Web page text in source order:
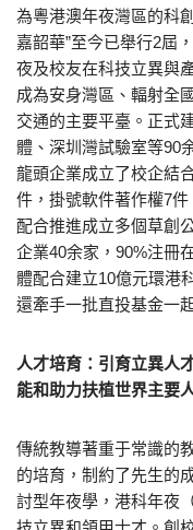
為粵港澳年夜灣區的科
嘉韶華”至今已舉行2屆
夜及校友在科技立異與
成為安身灣區、輻射全
交通的主要平臺。正式
體、深圳灣試驗室等90
龍頭企業成立了校企結
件，掛號軟件著作權7
配合推進成立多個草創
企業40余家，90%注冊
體配合建立10億元環港
還牽手一批直投基金一
人才培育：引育立異人
能和助力扶植世界主要
傳統教導著重于常識的
的培育，制約了先生的
討型年夜學，港科年夜